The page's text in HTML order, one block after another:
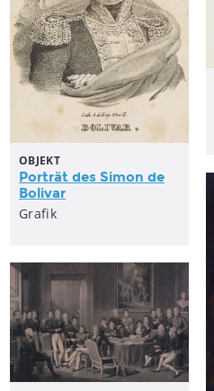
OBJEKT
Porträt des Simon de
Bolivar
Grafik